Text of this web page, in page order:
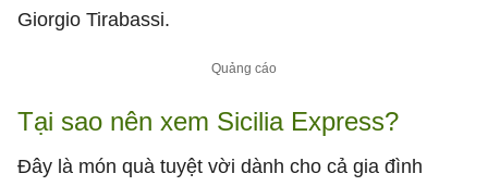
Giorgio Tirabassi.
Tại sao nên xem Sicilia Express?
Đây là món quà tuyệt vời dành cho cả gia đình